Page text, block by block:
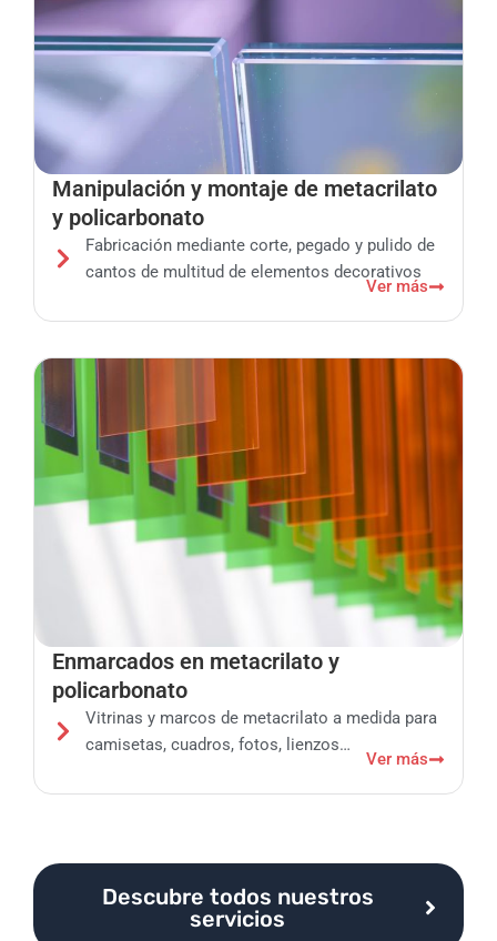
Manipulación y montaje de metacrilato
y policarbonato
Fabricación mediante corte, pegado y pulido de
cantos de multitud de elementos decorativos
Ver más
Enmarcados en metacrilato y
policarbonato
Vitrinas y marcos de metacrilato a medida para
camisetas, cuadros, fotos, lienzos…
Ver más
Descubre todos nuestros
servicios